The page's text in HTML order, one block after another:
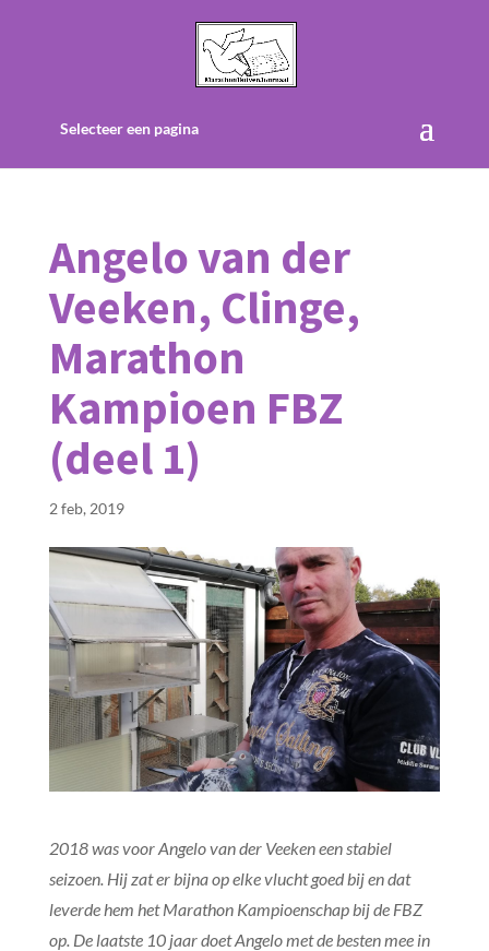
Selecteer een pagina
Angelo van der
Veeken, Clinge,
Marathon
Kampioen FBZ
(deel 1)
2 feb, 2019
2018 was voor Angelo van der Veeken een stabiel
seizoen. Hij zat er bijna op elke vlucht goed bij en dat
leverde hem het Marathon Kampioenschap bij de FBZ
op. De laatste 10 jaar doet Angelo met de besten mee in